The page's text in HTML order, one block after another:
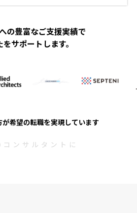
の豊富なご支援実績で
サポートします。
希望の転職を実現しています
コンサルタントに